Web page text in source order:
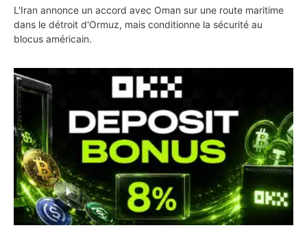
L'Iran annonce un accord avec Oman sur une route maritime
dans le détroit d'Ormuz, mais conditionne la sécurité au
blocus américain.
OKX relance une campagne Deposit Bonus : jusqu’à 5